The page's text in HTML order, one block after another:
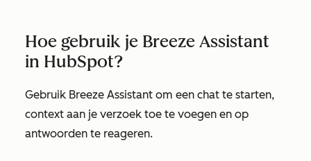
Hoe gebruik je Breeze Assistant
in HubSpot?
Gebruik Breeze Assistant om een chat te starten,
context aan je verzoek toe te voegen en op
antwoorden te reageren.